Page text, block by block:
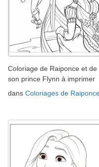
Coloriage de Raiponce et de
son prince Flynn à imprimer
dans Coloriages de